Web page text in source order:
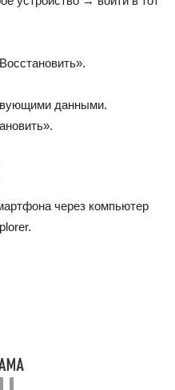
данными.
через компьютер